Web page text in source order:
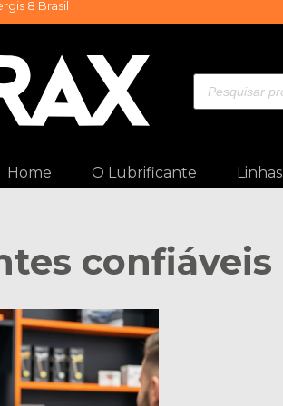
8 Brasil
Home O Lubrificante Linhas
confiáveis